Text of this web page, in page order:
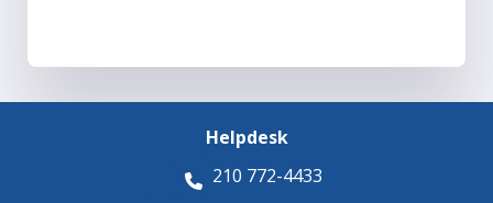
Helpdesk
210 772-4433